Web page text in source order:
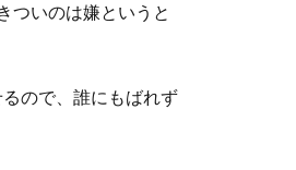
ついのは嫌というと
ので、誰にもばれず